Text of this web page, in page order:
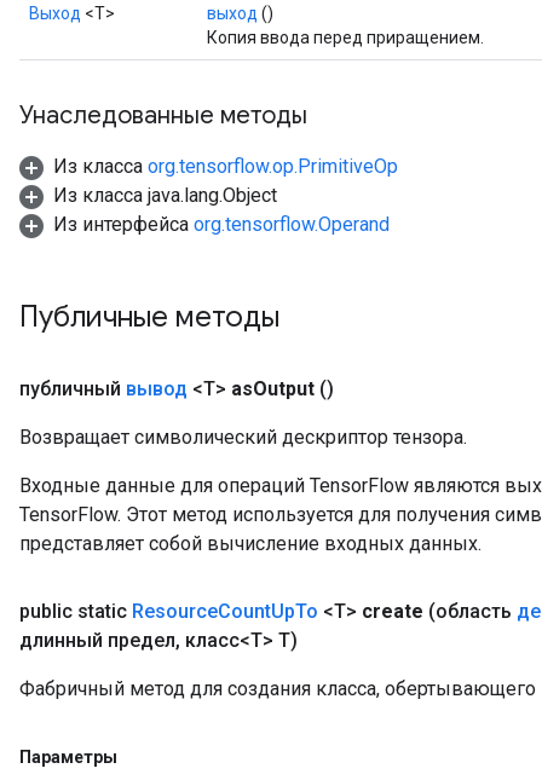
Выход <Т> выход ()
Копия ввода перед приращением.
Унаследованные методы
Из класса org.tensorflow.op.PrimitiveOp
Из класса java.lang.Object
Из интерфейса org.tensorflow.Operand
Публичные методы
публичный вывод <T> asOutput ()
Возвращает символический дескриптор тензора.
Входные данные для операций TensorFlow являются
TensorFlow. Этот метод используется для получения
представляет собой вычисление входных данных.
public static ResourceCountUpTo <T> create (область
длинный предел, класс<T> T)
Фабричный метод для создания класса,
Параметры